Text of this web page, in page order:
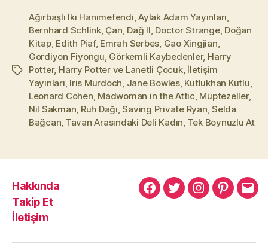
Etiketler
Ağırbaşlı İki Hanımefendi ,Aylak Adam Yayınları
Bernhard Schlink, Çan Dağ II Doctor Strange, Doğan
Kitap, Edith Piaf, Emrah Serbes Gao Xingjian
Gordiyon Fiyongu Görkemli Kaybedenler, Harry
Potter, Harry Potter ve Lanetli Çocuk, İletişim
Yayınları Iris Murdoch Jane Bowles, Kutlukhan Kutlu
Leonard Cohen Madwoman in the Attic Müptezeller,
Nil Sakman Ruh Dağı ,Saving Private Ryan ,Selda
Bağcan Tavan Arasındaki Deli Kadın Tek Boynuzlu At
Hakkında
Takip Et
İletişim
MuratMuratMuratPinterest